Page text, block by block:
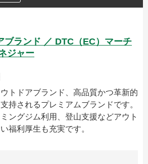
ブランド ／ DTC（EC）マーチ
ジャー
トドアブランド、高品質かつ革新的
持されるプレミアムブランドです。
ングジム利用、登山支援などアウト
福利厚生も充実です。